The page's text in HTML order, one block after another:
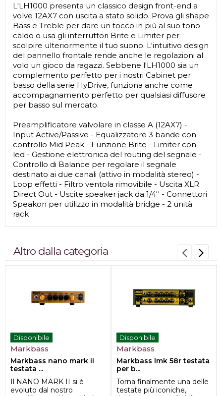
L'LH1000 presenta un classico design front-end a
volve 12AX7 con uscita a stato solido. Prova gli shape
Bass e Treble per dare un tocco in più al suo tono
caldo o usa gli interruttori Brite e Limiter per
scolpire ulteriormente il tuo suono. L'intuitivo design
del pannello frontale rende anche le regolazioni al
volo un gioco da ragazzi. Sebbene l'LH1000 sia un
complemento perfetto per i nostri Cabinet per
basso della serie HyDrive, funziona anche come
accompagnamento perfetto per qualsiasi diffusore
per basso sul mercato.
Preamplificatore valvolare in classe A (12AX7) -
Input Active/Passive - Equalizzatore 3 bande con
controllo Mid Peak - Funzione Brite - Limiter con
led - Gestione elettronica del routing del segnale -
Controllo di Balance per regolare il segnale
destinato ai due canali (attivo in modalità stereo) -
Loop effetti - Filtro ventola rimovibile - Uscita XLR
Direct Out - Uscite speaker jack da 1/4'' - Connettori
Speakon per utilizzo in modalità bridge - 2 unità
rack
Altro dalla categoria
Disponibile
Markbass
Markbass nano mark ii
testata ...
Il NANO MARK II si è
evoluto dal nostro
Disponibile
Markbass
Markbass lmk 58r testata
per b...
Torna finalmente una delle
testate più iconiche,